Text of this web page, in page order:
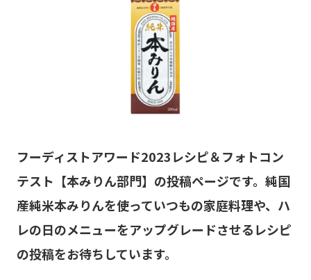
フーディストアワード2023レシピ＆フォトコン
テスト【本みりん部門】の投稿ページです。純国
産純米本みりんを使っていつもの家庭料理や、ハ
レの日のメニューをアップグレードさせるレシピ
の投稿をお待ちしています。